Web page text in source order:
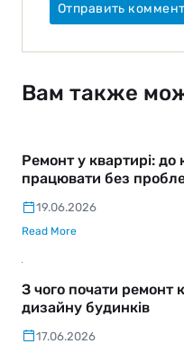
Вам также
Ремонт у квартирі:
працювати без
19.06.2026
Read More
З чого почати ремонт
дизайну будинків
17.06.2026